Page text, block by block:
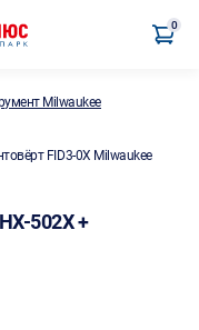
0
Milwaukee
FID3-0X Milwaukee
502X +